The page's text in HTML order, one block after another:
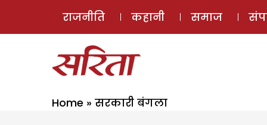
राजनीति कहानी समाज
Home » सरकारी बंगला